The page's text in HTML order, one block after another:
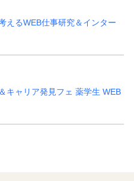
えるWEB仕事研究＆インター
キャリア発見フェ 薬学生 WEB